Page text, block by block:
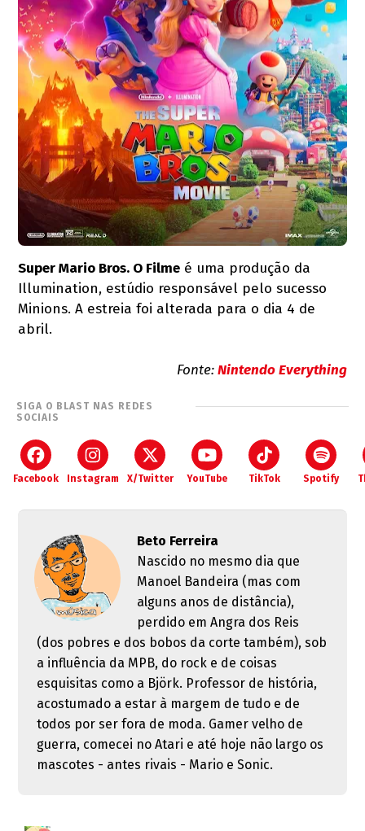
Super Mario Bros. O Filme é uma produção da
Illumination, estúdio responsável pelo sucesso
Minions. A estreia foi alterada para o dia 4 de
abril.
Fonte:Nintendo Everything
SIGA O BLAST NAS REDES
SOCIAIS
Facebook Instagram X/Twitter YouTube TikTok Spotify
Beto Ferreira
Nascido no mesmo dia que
Manoel Bandeira (mas com
alguns anos de distância),
perdido em Angra dos Reis
(dos pobres e dos bobos da corte também), sob
a influência da MPB, do rock e de coisas
esquisitas como a Björk. Professor de história,
acostumado a estar à margem de tudo e de
todos por ser fora de moda. Gamer velho de
guerra, comecei no Atari e até hoje não largo os
mascotes - antes rivais - Mario e Sonic.